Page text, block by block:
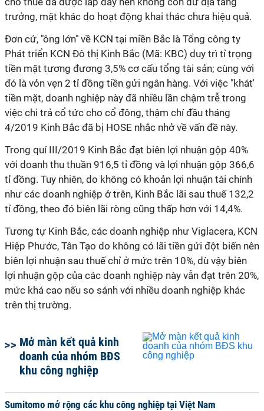
trưởng, mặt khác do hoạt động khai thác chưa hiệu quả.
Đơn cử, "ông lớn" về KCN tại miền Bắc là Tổng công ty
Phát triển KCN Đô thị Kinh Bắc (Mã: KBC) duy trì tỉ trọng
tiền mặt tương đương 3,5% cơ cấu tổng tài sản; cùng với
đó là vỏn vẹn 2 tỉ đồng tiền gửi ngân hàng. Với việc "khát'
tiền mặt, doanh nghiệp này đã nhiều lần chậm trễ trong
việc chi trả cổ tức cho cổ đông, thậm chí đầu tháng
4/2019 Kinh Bắc đã bị HOSE nhắc nhở về vấn đề này.
Trong quí III/2019 Kinh Bắc đạt biên lợi nhuận gộp 40%
với doanh thu thuần 916,5 tỉ đồng và lợi nhuận gộp 366,6
tỉ đồng. Tuy nhiên, do không có khoản lợi nhuận tài chính
như các doanh nghiệp ở trên, Kinh Bắc lãi sau thuế 132,2
tỉ đồng, theo đó biên lãi ròng cũng thấp hơn với 14,4%.
Tương tự Kinh Bắc, các doanh nghiệp như Viglacera, KCN
Hiệp Phước, Tân Tạo do không có lãi tiền gửi đột biến nên
biên lợi nhuận sau thuế chỉ ở mức trên 10%, dù vậy biên
lợi nhuận gộp của các doanh nghiệp này vẫn đạt trên 20%,
mức khá cao nếu so sánh với nhiều doanh nghiệp khác
trên thị trường.
Mở màn kết quả kinh
doanh của nhóm BĐS
khu công nghiệp
Sumitomo mở rộng các khu công nghiệp tại Việt Nam